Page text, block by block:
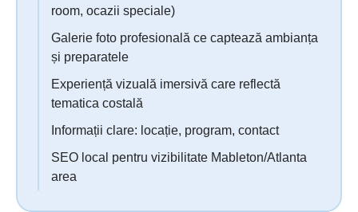
room, ocazii speciale)
Galerie foto profesională ce captează ambianța
și preparatele
Experiență vizuală imersivă care reflectă
tematica costală
Informații clare: locație, program, contact
SEO local pentru vizibilitate Mableton/Atlanta
area